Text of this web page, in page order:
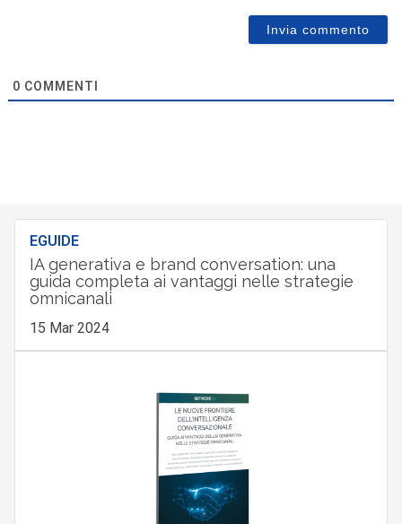
0 COMMENTI
EGUIDE
IA generativa e brand conversation: una
guida completa ai vantaggi nelle strategie
omnicanali
15 Mar 2024